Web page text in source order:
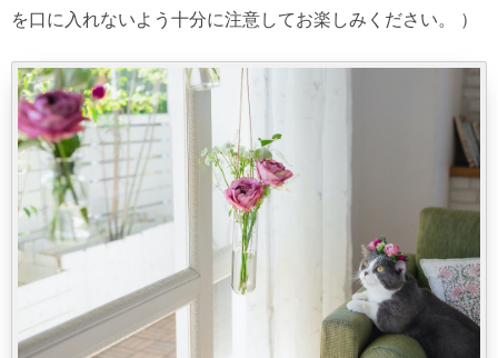
を口に入れないよう十分に注意してお楽しみください。 ）